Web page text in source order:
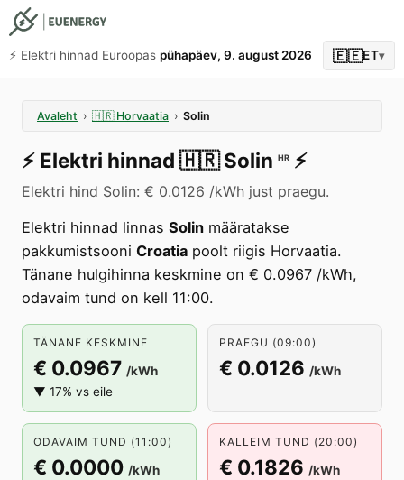
⚡️ Elektri hinnad Euroopas pühapäev, 9. august 2026 🇪🇪ET▾
Avaleht › 🇭🇷 Horvaatia › Solin
⚡️ Elektri hinnad 🇭🇷 Solin HR ⚡️
Elektri hind Solin: € 0.0126 /kWh just praegu.
Elektri hinnad linnas Solin määratakse
pakkumistsooni Croatia poolt riigis Horvaatia.
Tänane hulgihinna keskmine on € 0.0967 /kWh,
odavaim tund on kell 11:00.
TÄNANE KESKMINE
€ 0.0967 /kWh
▼ 17% vs eile
PRAEGU (09:00)
€ 0.0126 /kWh
ODAVAIM TUND (11:00)
€ 0.0000 /kWh
KALLEIM TUND (20:00)
€ 0.1826 /kWh